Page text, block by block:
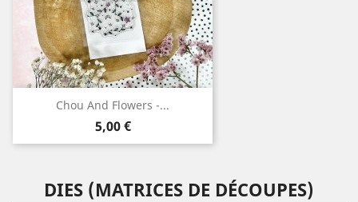
Chou And Flowers -...
Prix
5,00 €
DIES (MATRICES DE DÉCOUPES)